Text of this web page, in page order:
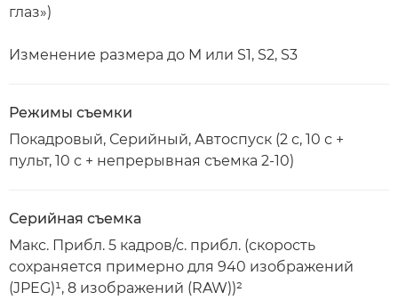
глаз»)
Изменение размера до M или S1, S2, S3
Режимы съемки
Покадровый, Серийный, Автоспуск (2 с, 10 с +
пульт, 10 с + непрерывная съемка 2-10)
Серийная съемка
Макс. Прибл. 5 кадров/с. прибл. (скорость
сохраняется примерно для 940 изображений
(JPEG)¹, 8 изображений (RAW))²